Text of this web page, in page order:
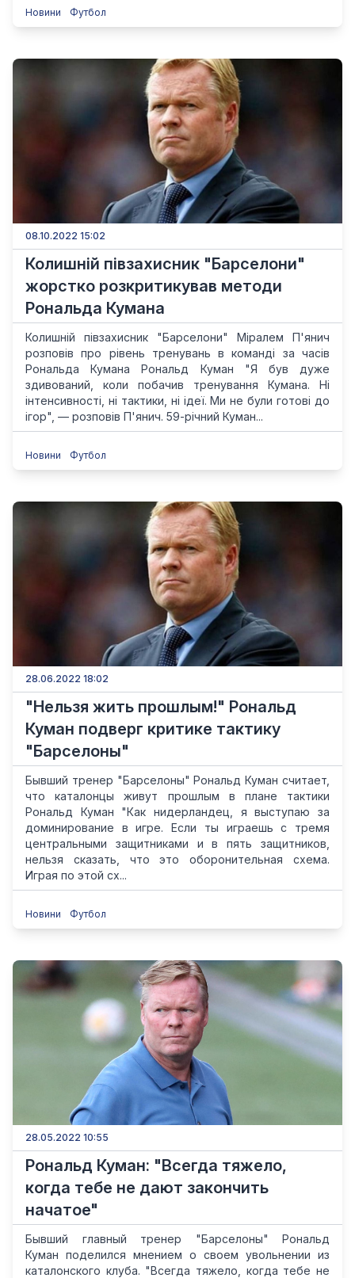
Новини Футбол
08.10.2022 15:02
Колишній півзахисник "Барселони"
жорстко розкритикував методи
Рональда Кумана
Колишній півзахисник "Барселони" Міралем П'янич
розповів про рівень тренувань в команді за часів
Рональда Кумана Рональд Куман "Я був дуже
здивований, коли побачив тренування Кумана. Ні
інтенсивності, ні тактики, ні ідеї. Ми не були готові до
ігор", — розповів П'янич. 59-річний Куман...
Новини Футбол
28.06.2022 18:02
"Нельзя жить прошлым!" Рональд
Куман подверг критике тактику
"Барселоны"
Бывший тренер "Барселоны" Рональд Куман считает,
что каталонцы живут прошлым в плане тактики
Рональд Куман "Как нидерландец, я выступаю за
доминирование в игре. Если ты играешь с тремя
центральными защитниками и в пять защитников,
нельзя сказать, что это оборонительная схема.
Играя по этой сх...
Новини Футбол
28.05.2022 10:55
Рональд Куман: "Всегда тяжело,
когда тебе не дают закончить
начатое"
Бывший главный тренер "Барселоны" Рональд
Куман поделился мнением о своем увольнении из
каталонского клуба. "Всегда тяжело, когда тебе не